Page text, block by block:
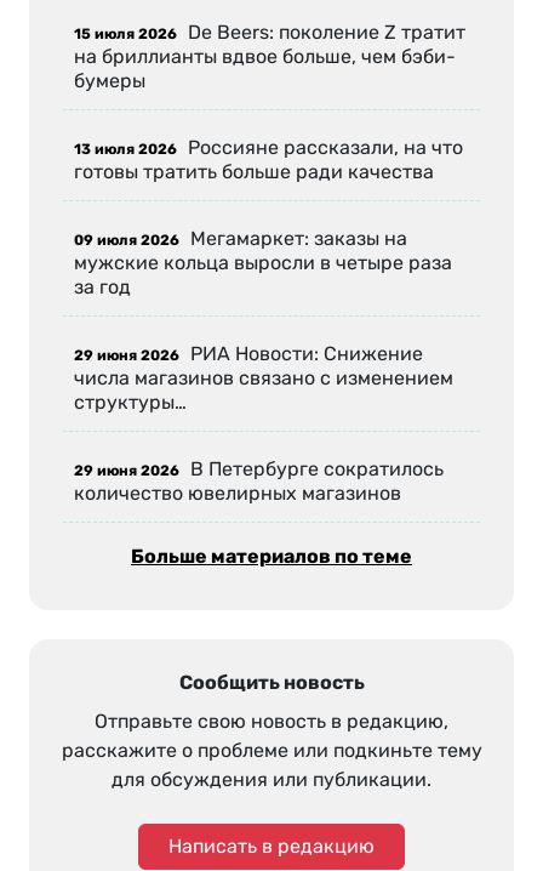
15 июля 2026 De Beers: поколение Z тратит
на бриллианты вдвое больше, чем бэби-
бумеры
13 июля 2026 Россияне рассказали, на что
готовы тратить больше ради качества
09 июля 2026 Мегамаркет: заказы на
мужские кольца выросли в четыре раза
за год
29 июня 2026 РИА Новости: Снижение
числа магазинов связано с изменением
структуры…
29 июня 2026 В Петербурге сократилось
количество ювелирных магазинов
Больше материалов по теме
Сообщить новость
Отправьте свою новость в редакцию,
расскажите о проблеме или подкиньте тему
для обсуждения или публикации.
Написать в редакцию